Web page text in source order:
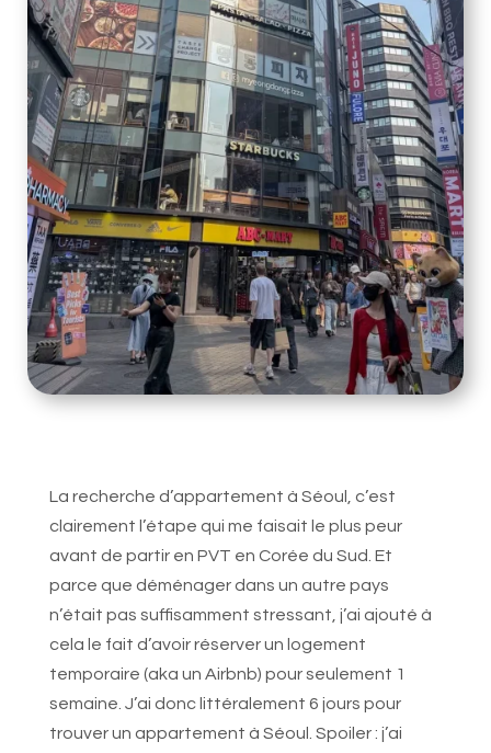
La recherche d’appartement à Séoul, c’est
clairement l’étape qui me faisait le plus peur
avant de partir en PVT en Corée du Sud. Et
parce que déménager dans un autre pays
n’était pas suffisamment stressant, j’ai ajouté à
cela le fait d’avoir réserver un logement
temporaire (aka un Airbnb) pour seulement 1
semaine. J’ai donc littéralement 6 jours pour
trouver un appartement à Séoul. Spoiler : j’ai